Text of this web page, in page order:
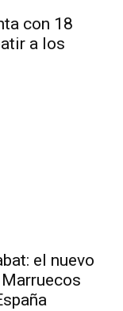
con 18
a los
el nuevo